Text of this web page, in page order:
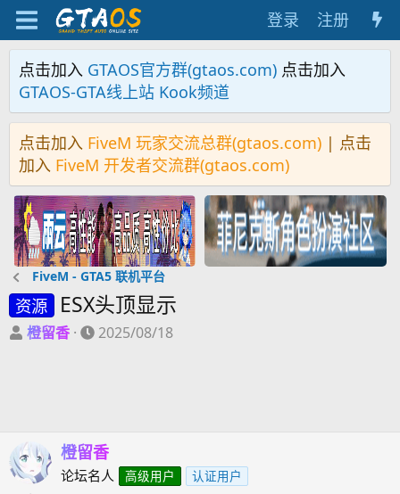
登录 注册
点击加入 GTAOS官方群(gtaos.com) 点击加入
GTAOS-GTA线上站 Kook频道
点击加入 FiveM 玩家交流总群(gtaos.com) | 点击
加入 FiveM 开发者交流群(gtaos.com)
FiveM - GTA5 联机平台
资源 ESX头顶显示
主
橙留香
开
2025/08/18
橙留香
论坛名人 高级用户 认证用户